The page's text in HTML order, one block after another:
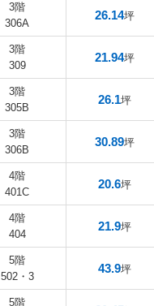
3階
306A
26.14坪
3階
309
21.94坪
3階
305B
26.1坪
3階
306B
30.89坪
4階
401C
20.6坪
4階
404
21.9坪
5階
502・3
43.9坪
5階